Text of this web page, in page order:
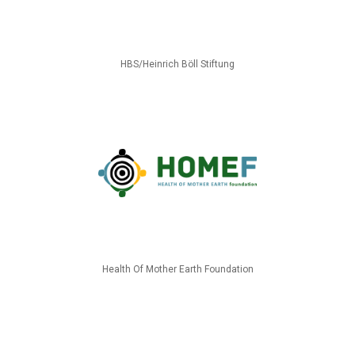
HBS/Heinrich Böll Stiftung
Health Of Mother Earth Foundation